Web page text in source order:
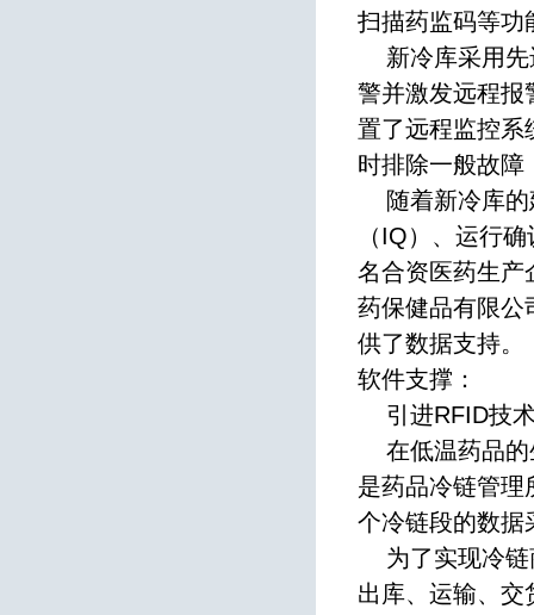
扫描药监码等功
新冷库采用先
警并激发远程报
置了远程监控系
时排除一般故障
随着新冷库的
（IQ）、运行
名合资医药生产
药保健品有限公
供了数据支持。
软件支撑：
引进RFID技
在低温药品的
是药品冷链管理
个冷链段的数据
为了实现冷链
出库、运输、交